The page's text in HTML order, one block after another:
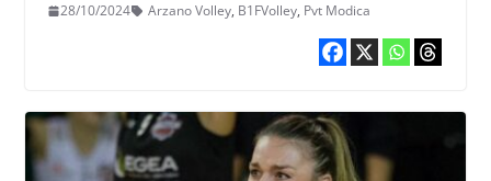
28/10/2024 Arzano Volley, B1FVolley, Pvt Modica